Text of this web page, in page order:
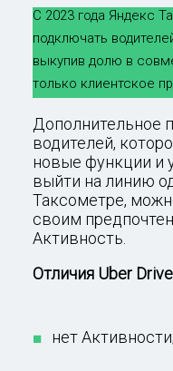
С 2023 года Яндекс
подключать
выкупив долю в
только клиентское
Дополнительное
водителей,
новые функции и
выйти на линию
Таксометре,
своим
Активность.
Отличия Uber
нет Активности;